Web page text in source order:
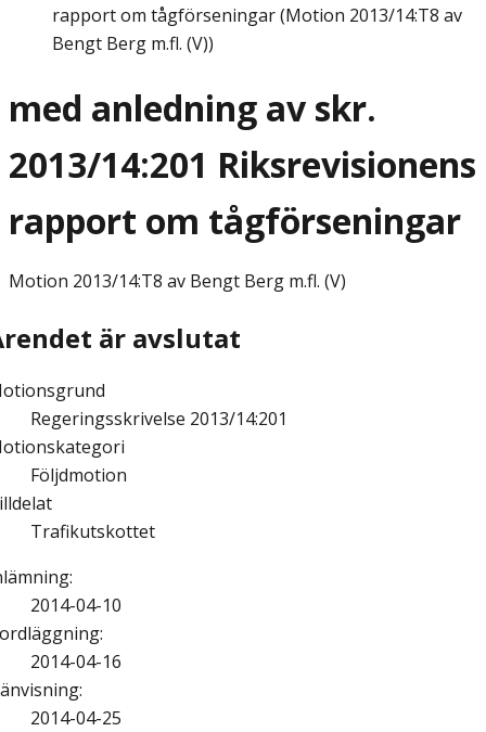
rapport om tågförseningar (Motion 2013/14:T8 av
Bengt Berg m.fl. (V))
med anledning av skr.
2013/14:201 Riksrevisionens
rapport om tågförseningar
Motion 2013/14:T8 av Bengt Berg m.fl. (V)
är avslutat
Regeringsskrivelse 2013/14:201
Följdmotion
Trafikutskottet
:
2014-04-10
:
2014-04-16
:
2014-04-25